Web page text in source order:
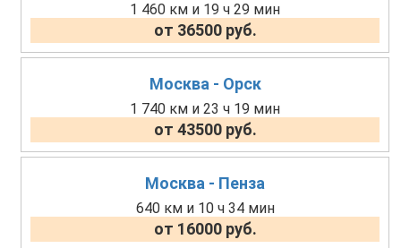
1 460 км и 19 ч 29 мин
от 36500 руб.
Москва - Орск
1 740 км и 23 ч 19 мин
от 43500 руб.
Москва - Пенза
640 км и 10 ч 34 мин
от 16000 руб.